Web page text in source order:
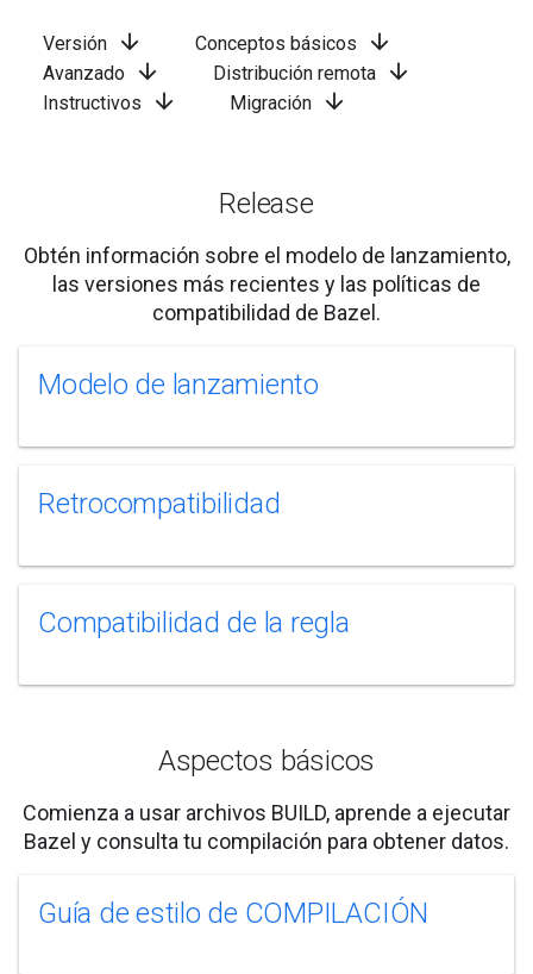
Versión arrow_downward Conceptos básicos arrow_downward
Avanzado arrow_downward Distribución remota arrow_downward
Instructivos arrow_downward Migración arrow_downward
Release
Obtén información sobre el modelo de lanzamiento,
las versiones más recientes y las políticas de
compatibilidad de Bazel.
Modelo de lanzamiento
Retrocompatibilidad
Compatibilidad de la regla
Aspectos básicos
Comienza a usar archivos BUILD, aprende a ejecutar
Bazel y consulta tu compilación para obtener datos.
Guía de estilo de COMPILACIÓN